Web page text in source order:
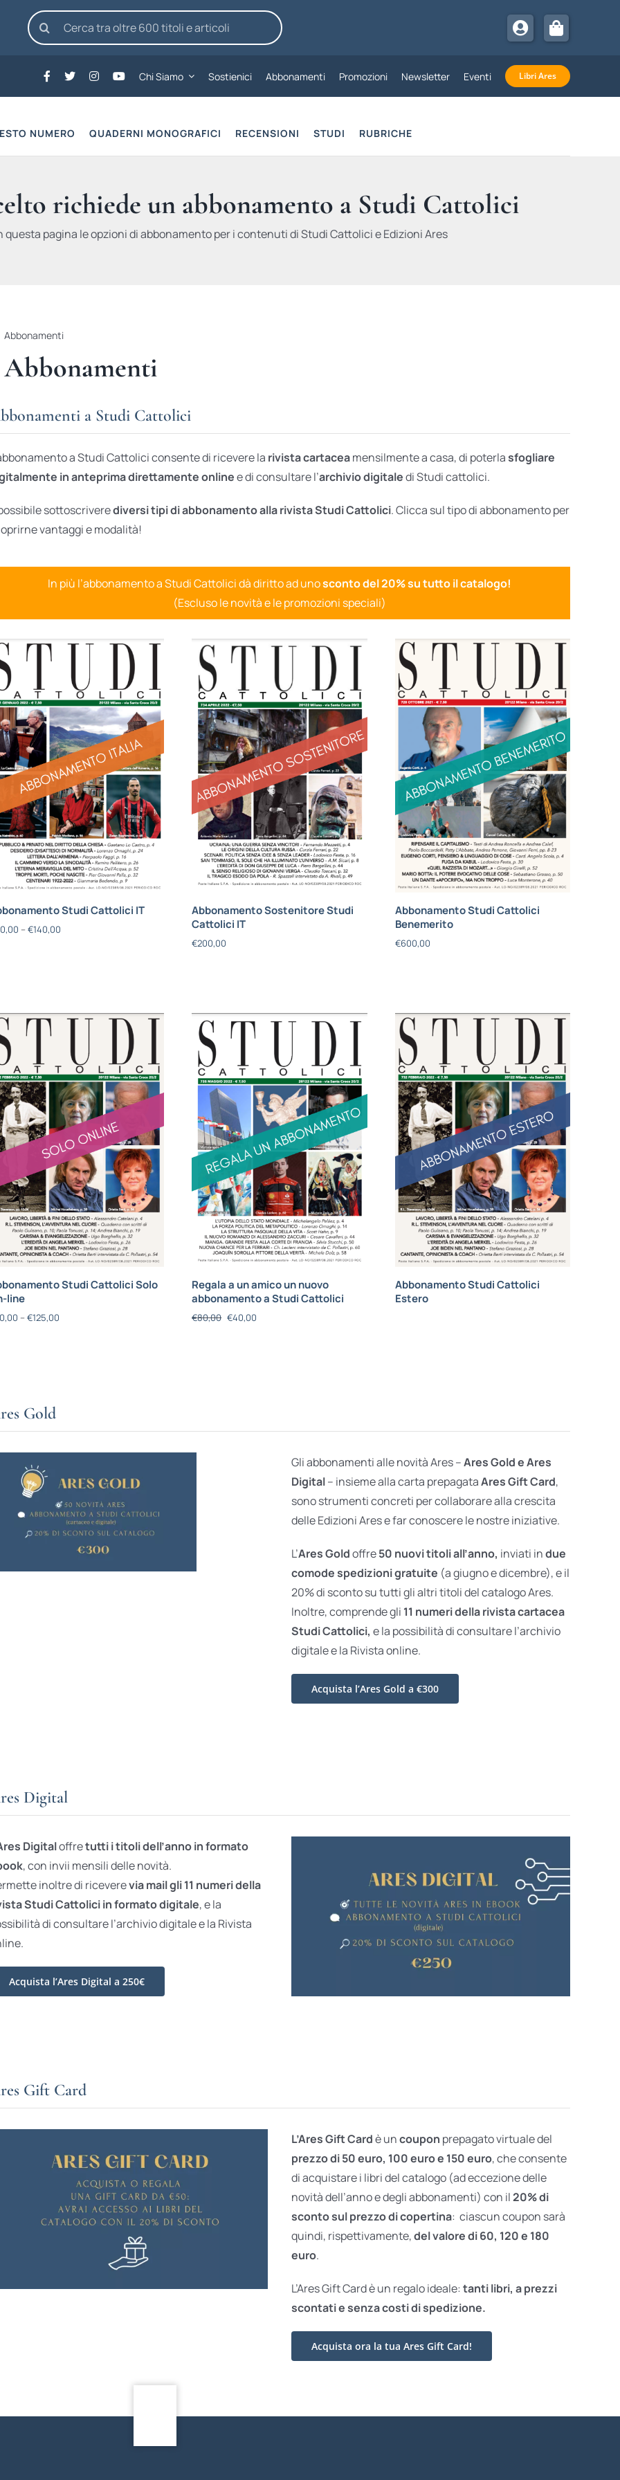
Cerca
per:
Chi Siamo Sostienici Abbonamenti Promozioni Newsletter Eventi Libri Ares
NUMERO QUADERNI MONOGRAFICI RECENSIONI STUDI RUBRICHE
richiede un abbonamento a Studi Cattolici
questa pagina le opzioni di abbonamento per i contenuti di Studi Cattolici e Edizioni Ares
Abbonamenti
Abbonamenti
a Studi Cattolici
a Studi Cattolici consente di ricevere la rivista cartaceamensilmente a casa, di poterlasfogliare
in anteprima direttamente onlinee di consultare l’archivio digitaledi Studi cattolici.
sottoscriverediversi tipi di abbonamento alla rivista Studi Cattolici. Clicca sul tipo di abbonamento per
vantaggi e modalità!
In più l’abbonamento a Studi Cattolici dà diritto ad unosconto del 20% su tutto il catalogo!
(Escluso le novità e le promozioni speciali)
Studi Cattolici IT
– €140,00
Abbonamento Sostenitore Studi
Cattolici IT
€200,00
Abbonamento Studi Cattolici
Benemerito
€600,00
Studi Cattolici Solo
line
– €125,00
Regala a un amico un nuovo
abbonamento a Studi Cattolici
€80,00 €40,00
Abbonamento Studi Cattolici
Estero
Gold
Gli abbonamenti alle novità Ares –Ares Gold e Ares
Digital– insieme alla carta prepagataAres Gift Card,
sono strumenti concreti per collaborare alla crescita
delle Edizioni Ares e far conoscere le nostre iniziative.
L’Ares Goldoffre50 nuovi titoli all’anno, inviati indue
comode spedizioni gratuite (a giugno e dicembre), e il
20% di sconto su tutti gli altri titoli del catalogo Ares.
Inoltre, comprende gli 11 numeri della rivista cartacea
Studi Cattolici, e la possibilità di consultare l’archivio
digitale e la Rivista online.
Acquista l’Ares Gold a €300
Digital
Digitaloffretutti i titoli dell’anno in formato
, con invii mensili delle novità.
inoltre di riceverevia mail gli 11 numeri della
Studi Cattolici in formato digitale, e la
di consultare l’archivio digitale e la Rivista
Acquista l’Ares Digital a 250€
Gift Card
L’Ares Gift Cardè uncoupon prepagato virtuale del
prezzo di 50 euro, 100 euro e 150 euro, che consente
di acquistare i libri del catalogo (ad eccezione delle
novità dell’anno e degli abbonamenti) con il20% di
sconto sul prezzo di copertina: ciascun coupon sarà
quindi, rispettivamente,del valore di 60, 120 e 180
euro.
L’Ares Gift Card è un regalo ideale: tanti libri, a prezzi
scontati esenza costi di spedizione.
Acquista ora la tua Ares Gift Card!